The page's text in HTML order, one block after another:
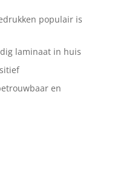
populair is
laminaat in huis
en